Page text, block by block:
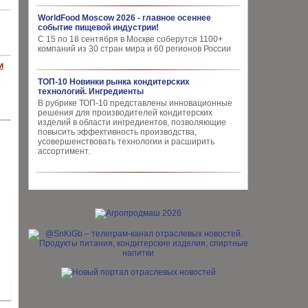
WorldFood Moscow 2026 - главное осеннее
событие пищевой индустрии!
С 15 по 18 сентября в Москве соберутся 1100+
компаний из 30 стран мира и 60 регионов России
ТОП-10 Новинки рынка кондитерских
технологий. Ингредиенты
В рубрике ТОП-10 представлены инновационные
решения для производителей кондитерских
изделий в области ингредиентов, позволяющие
повысить эффективность производства,
усовершенствовать технологии и расширить
ассортимент.